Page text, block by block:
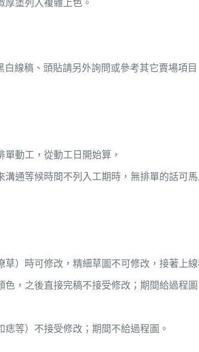
厚塗列入複雜上色。
線稿、頭貼請另外詢問或參考其它賣場項目
單動工，從動工日開始算，
溝通等候時間不列入工期時，無排單的話可馬
草）時可修改，精細草圖不可修改，接著上
色，之後直接完稿不接受修改；期間給過程圖
痣等）不接受修改；期間不給過程圖。